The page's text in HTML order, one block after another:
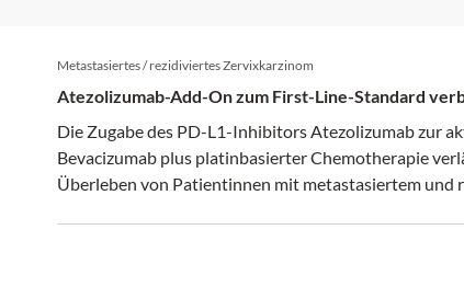
Metastasiertes / rezidiviertes Zervixkarzinom
Atezolizumab-Add-On zum First-Line-Standard
Die Zugabe des PD-L1-Inhibitors Atezolizumab zur
Bevacizumab plus platinbasierter Chemotherapie
Überleben von Patientinnen mit metastasiertem und